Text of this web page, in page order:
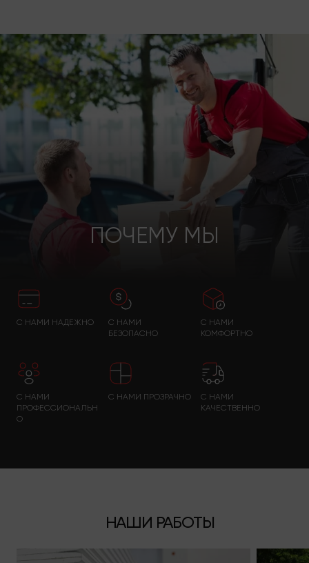
ПОЧЕМУ МЫ
С НАМИ НАДЕЖНО
С НАМИ
БЕЗОПАСНО
С НАМИ
КОМФОРТНО
С НАМИ
ПРОФЕССИОНАЛЬН
О
С НАМИ ПРОЗРАЧНО
С НАМИ
КАЧЕСТВЕННО
НАШИ РАБОТЫ